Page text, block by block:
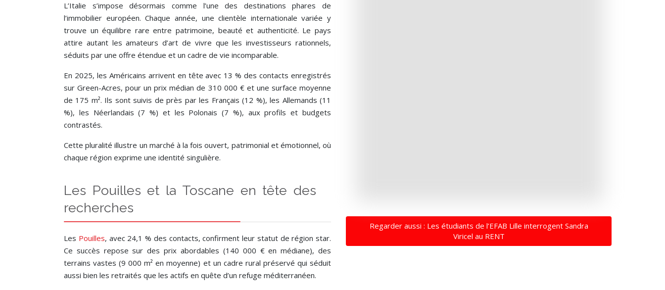
L’Italie s’impose désormais comme l’une des destinations phares de
l’immobilier européen. Chaque année, une clientèle internationale variée y
trouve un équilibre rare entre patrimoine, beauté et authenticité. Le pays
attire autant les amateurs d’art de vivre que les investisseurs rationnels,
séduits par une offre étendue et un cadre de vie incomparable.
En 2025, les Américains arrivent en tête avec 13 % des contacts enregistrés
sur Green-Acres, pour un prix médian de 310 000 € et une surface moyenne
de 175 m². Ils sont suivis de près par les Français (12 %), les Allemands (11
%), les Néerlandais (7 %) et les Polonais (7 %), aux profils et budgets
contrastés.
Cette pluralité illustre un marché à la fois ouvert, patrimonial et émotionnel, où
chaque région exprime une identité singulière.
Les Pouilles et la Toscane en tête des
recherches
Les Pouilles, avec 24,1 % des contacts, confirment leur statut de région star.
Ce succès repose sur des prix abordables (140 000 € en médiane), des
terrains vastes (9 000 m² en moyenne) et un cadre rural préservé qui séduit
aussi bien les retraités que les actifs en quête d’un refuge méditerranéen.
Regarder aussi : Les étudiants de l’EFAB Lille interrogent Sandra
Viricel au RENT